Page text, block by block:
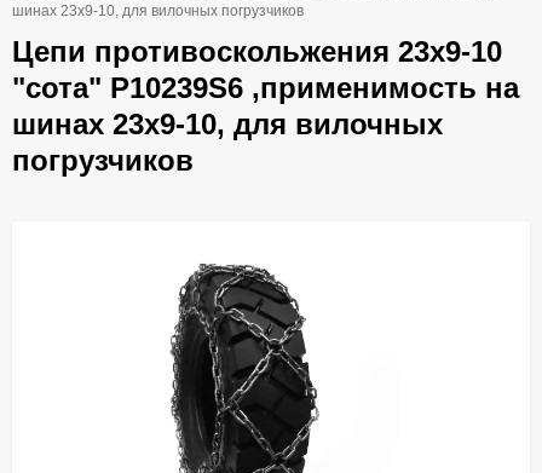
шинах 23x9-10, для вилочных погрузчиков
Цепи противоскольжения 23x9-10
"сота" P10239S6 ,применимость на
шинах 23x9-10, для вилочных
погрузчиков